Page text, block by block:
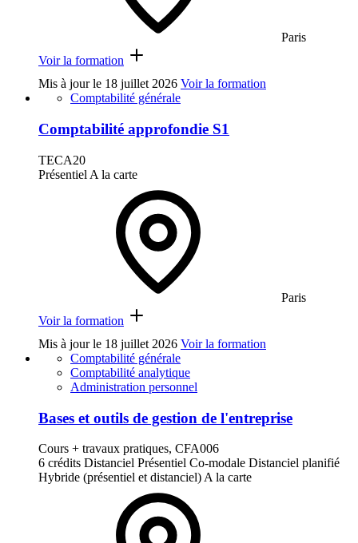
Paris
Voir la formation
Mis à jour le 18 juillet 2026 Voir la formation
Comptabilité générale
Comptabilité approfondie S1
TECA20
Présentiel A la carte
Paris
Voir la formation
Mis à jour le 18 juillet 2026 Voir la formation
Comptabilité générale
Comptabilité analytique
Administration personnel
Bases et outils de gestion de l'entreprise
Cours + travaux pratiques, CFA006
6 crédits Distanciel Présentiel Co-modale Distanciel planifié
Hybride (présentiel et distanciel) A la carte